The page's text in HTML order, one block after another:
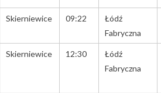
Skierniewice 09:22
Łódź
Fabryczna
Skierniewice 12:30
Łódź
Fabryczna